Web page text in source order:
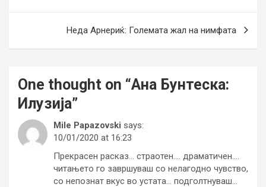
Неда Арнериќ: Големата жал на нимфата
One thought on “Ана Бунтеска:
Илузија”
Mile Papazovski says:
10/01/2020 at 16:23
Прекрасен расказ… страотен…. драматичен….
читањето го завршуваш со нелагодно чувство,
со непознат вкус во устата… подголтнуваш…